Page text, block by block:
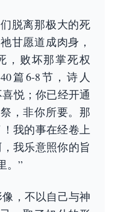
脱离那极大的死
甘愿道成肉身，
，败坏那掌死权
篇6-8节，诗人
悦；你已经开通
，非你所要。那
我的事在经卷上
我乐意照你的旨
。”
，不以自己与神